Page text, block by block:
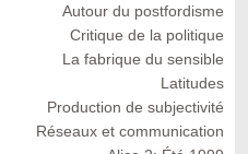
Autour du postfordisme
Critique de la politique
La fabrique du sensible
Latitudes
Production de subjectivité
Réseaux et communication